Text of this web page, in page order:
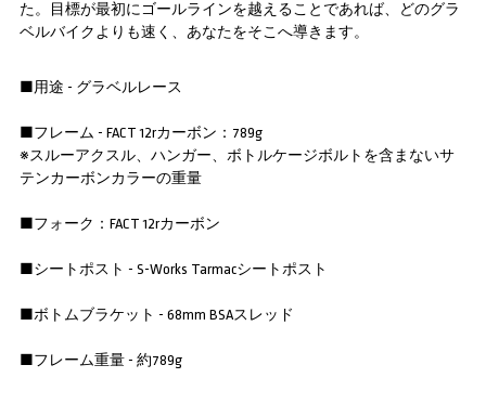
た。目標が最初にゴールラインを越えることであれば、どのグラ
ベルバイクよりも速く、あなたをそこへ導きます。
■用途 - グラベルレース
■フレーム - FACT 12rカーボン：789g
※スルーアクスル、ハンガー、ボトルケージボルトを含まないサ
テンカーボンカラーの重量
■フォーク：FACT 12rカーボン
■シートポスト - S-Works Tarmacシートポスト
■ボトムブラケット - 68mm BSAスレッド
■フレーム重量 - 約789g